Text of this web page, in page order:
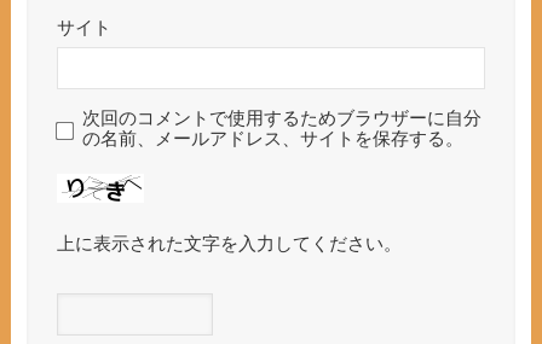
サイト
次回のコメントで使用するためブラウザーに自分
の名前、メールアドレス、サイトを保存する。
上に表示された文字を入力してください。